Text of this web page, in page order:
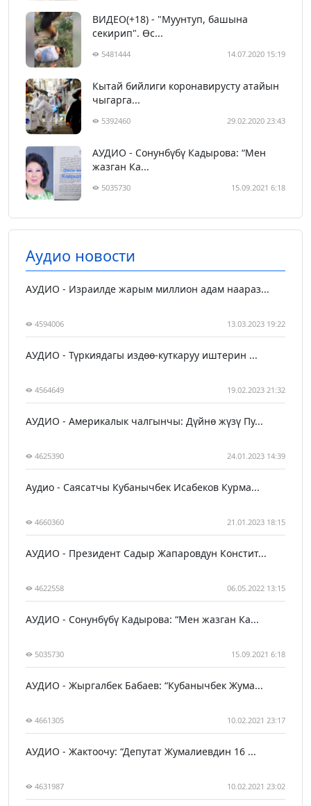
ВИДЕО(+18) - "Муунтуп, башына
секирип". Өс...
5481444 14.07.2020 15:19
Кытай бийлиги коронавирусту атайын
чыгарга...
5392460 29.02.2020 23:43
АУДИО - Сонунбүбү Кадырова: “Мен
жазган Ка...
5035730 15.09.2021 6:18
Аудио новости
АУДИО - Израилде жарым миллион адам наараз...
4594006 13.03.2023 19:22
АУДИО - Түркиядагы издөө-куткаруу иштерин ...
4564649 19.02.2023 21:32
АУДИО - Америкалык чалгынчы: Дүйнө жүзү Пу...
4625390 24.01.2023 14:39
Аудио - Саясатчы Кубанычбек Исабеков Курма...
4660360 21.01.2023 18:15
АУДИО - Президент Садыр Жапаровдун Констит...
4622558 06.05.2022 13:15
АУДИО - Сонунбүбү Кадырова: “Мен жазган Ка...
5035730 15.09.2021 6:18
АУДИО - Жыргалбек Бабаев: “Кубанычбек Жума...
4661305 10.02.2021 23:17
АУДИО - Жактоочу: “Депутат Жумалиевдин 16 ...
4631987 10.02.2021 23:02